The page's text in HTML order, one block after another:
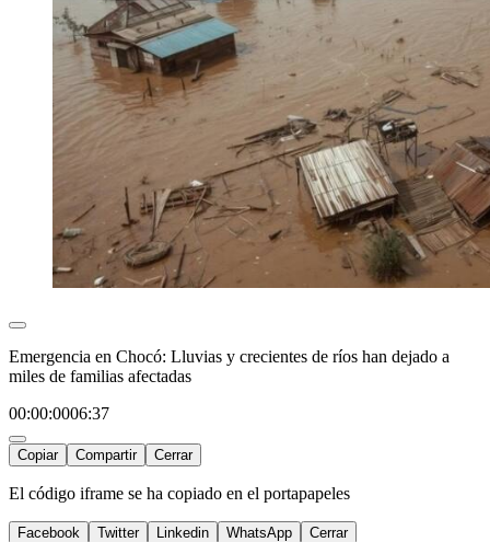
Emergencia en Chocó: Lluvias y crecientes de ríos han dejado a
miles de familias afectadas
00:00:0006:37
Copiar Compartir Cerrar
El código iframe se ha copiado en el portapapeles
Facebook Twitter Linkedin WhatsApp Cerrar